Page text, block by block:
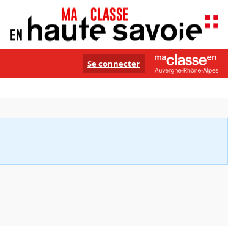
Se connecter